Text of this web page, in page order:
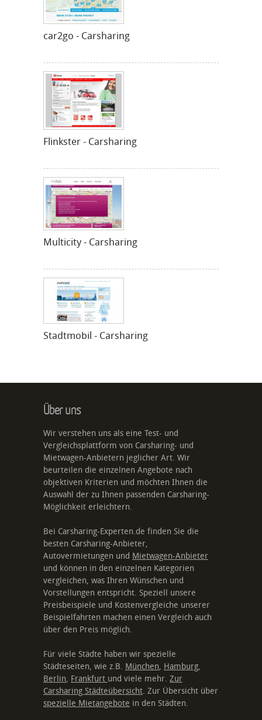
car2go - Carsharing
Flinkster - Carsharing
Multicity - Carsharing
Stadtmobil - Carsharing
Über uns
Wir verstehen uns als eine Test- und
Vergleichsplattform von Carsharing- und
Mietwagen-Anbietern jeglicher Art. Wir
beurteilen die einzelnen Angebote nach
objektiven Kriterien und möchten Ihnen die
Auswahl der zu Ihnen passenden Carsharing-
Möglichkeit erleichtern.
Bei Carsharing-Experten.de finden Sie die
besten Carsharing-Anbieter,
Autovermietungen und Mietwagen-Anbieter
und können in den einzelnen Kategorien
vergleichen, was Ihren Wünschen und
Vorstellungen entspricht. Speziell unsere
Preisbeispiele und Kostenvergleiche unserer
Beispielfahrten machen einen Vergleich auch
über den Preis möglich.
Für viele Städte haben wir spezielle
Städteseiten, wie z.B. München, Hamburg,
Berlin, Frankfurt und viele mehr. Zur
Carsharing Städteübersicht. Zur Übersicht über
spezielle Mietangebote in den Städten.